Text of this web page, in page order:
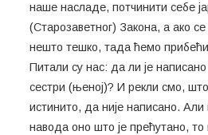
наше насладе, потчинити себе
(Старозаветног) Закона, а ако
нешто тешко, тада ћемо
Питали су нас: да ли је
сестри (њеној)? И рекли смо,
истинито, да није написано.
навода оно што је прећутано,